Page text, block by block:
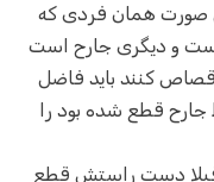
صورت همان فردی که
و دیگری جارح است
قصاص کنند باید فاضل
قطع شده بود را
قبلا دست راستش قطع